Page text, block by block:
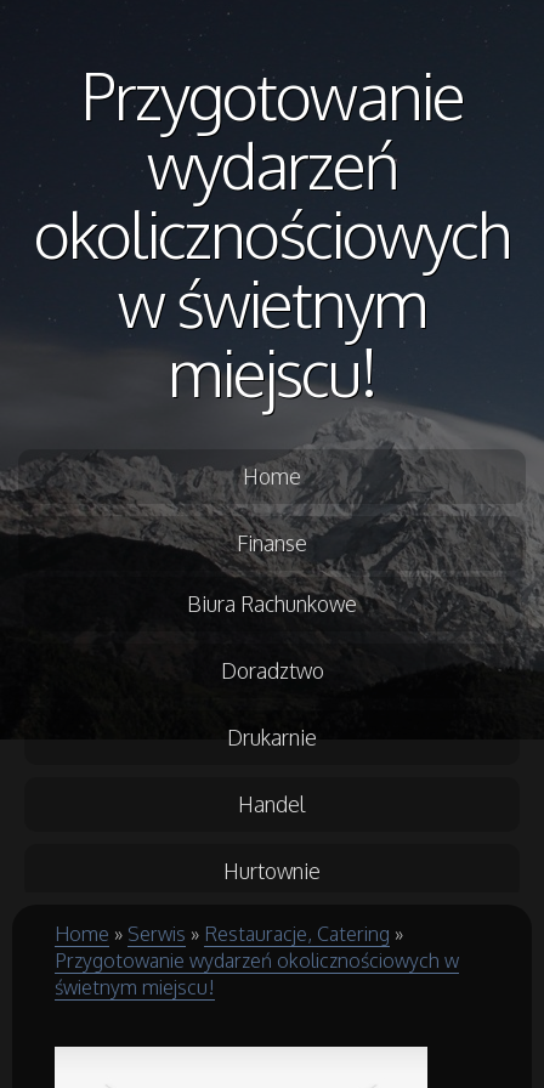
Przygotowanie
wydarzeń
okolicznościowych
w świetnym
miejscu!
Home
Finanse
Biura Rachunkowe
Doradztwo
Drukarnie
Handel
Hurtownie
Kredyty, Leasing
Oferty Pracy
Home » Serwis » Restauracje, Catering »
Przygotowanie wydarzeń okolicznościowych w
świetnym miejscu!